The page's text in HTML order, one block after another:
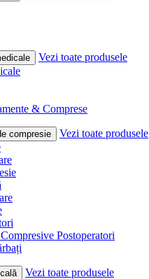
Vezi toate produsele
& Comprese
compresie
Vezi toate produsele
Postoperatori
Vezi toate produsele